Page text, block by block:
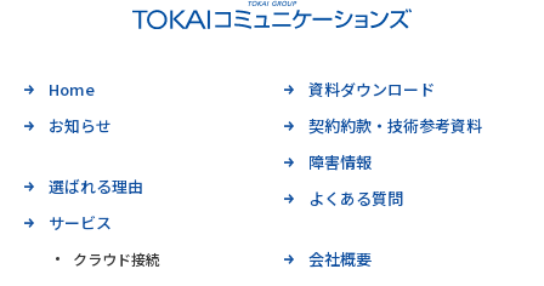
Home
お知らせ
選ばれる理由
サービス
クラウド接続
資料ダウンロード
契約約款・技術参考資料
障害情報
よくある質問
会社概要